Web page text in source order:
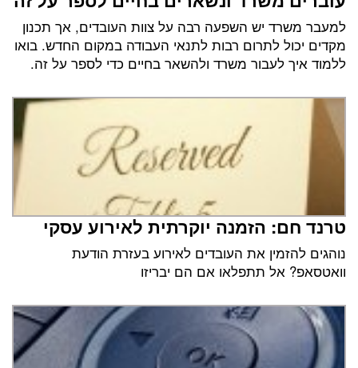
למעבר משרד יש השפעה רבה על צוות העובדים, אך תכנון
מקדים יכול לתרום רבות לתנאי העבודה במקום החדש. בואו
ללמוד איך לעבור משרד ולהשאר בחיים כדי לספר על זה.
טרנד חם: הזמנה יוקרתית לאירוע עסקי
נוהגים להזמין את העובדים לאירוע בעזרת הודעת
וואטסאפ? אל תתפלאו אם הם יבריזו